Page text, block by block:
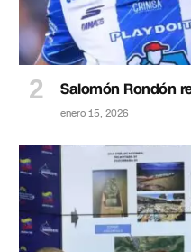
Salomón Rondón
enero 15, 2026